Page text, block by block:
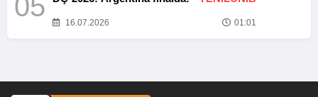
16.07.2026 01:01